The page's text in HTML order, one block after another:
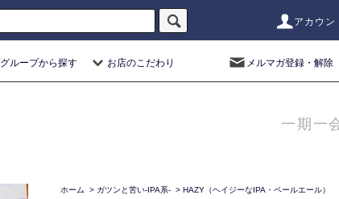
アカウン
グループから探す お店のこだわり メルマガ登録・解除
一期一
ホーム > ガツンと苦い-IPA系- > HAZY（ヘイジーなIPA・ペールエール）